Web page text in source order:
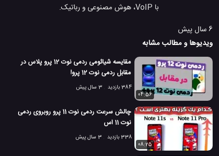
با VoIP، هوش مصنوعی و رباتیک.
6 سال پیش
ویدیوها و مطالب مشابه
مقایسه شیائومی ردمی نوت 12 پرو پلاس در
مقابل ردمی نوت 12 پرو!
384 بازدید
3 سال پیش
04:56
چالش سرعت ردمی نوت 11 پرو روبروی ردمی
نوت 11 اس
338 بازدید
3 سال پیش
08:25